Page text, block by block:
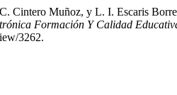
Cintero Muñoz, y L. I. Escaris
Formación Y Calidad
3262.